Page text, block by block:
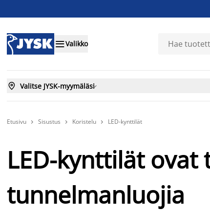
Valikko
 Valitse JYSK-myymäläsi
Etusivu  Sisustus  Koristelu  LED-kynttilät
LED-kynttilät ovat
tunnelmanluojia